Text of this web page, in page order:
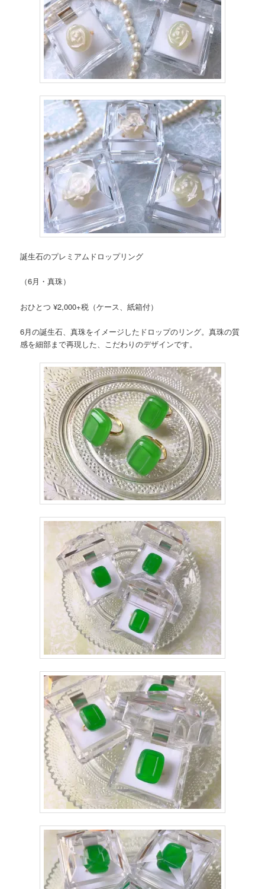
誕生石のプレミアムドロップリング
（6月・真珠）
おひとつ ¥2,000+税（ケース、紙箱付）
6月の誕生石、真珠をイメージしたドロップのリング。真珠の質
感を細部まで再現した、こだわりのデザインです。